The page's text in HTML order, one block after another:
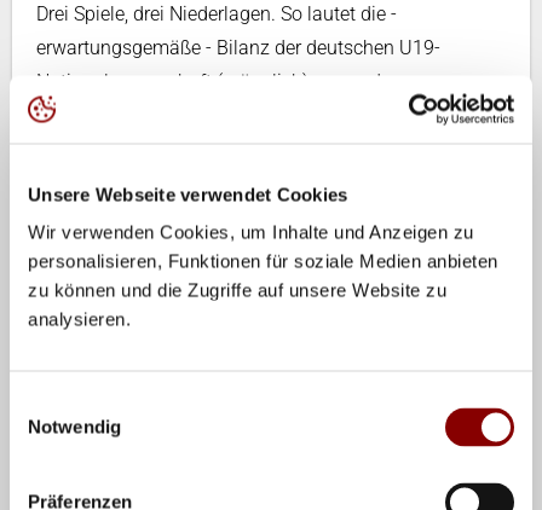
Unsere Webseite verwendet Cookies
Wir verwenden Cookies, um Inhalte und Anzeigen zu
personalisieren, Funktionen für soziale Medien anbieten
zu können und die Zugriffe auf unsere Website zu
analysieren.
Notwendig
Präferenzen
Drei Spiele, drei Niederlagen. So lautet die -
erwartungsgemäße - Bilanz der deutschen U19-
Nationalmannschaft (männlich) gegen den
amtierenden Vize-Weltmeister Brasilien. Am Freitag
dieses Mal in Wiesbaden. Zuvor hatte die Mannschaft
Rüsselsheim zumindest einen Satz gewinnen können.
Stewart Bernard redete nach dem Spiel nicht um den
heißen Brei herum: „Es war das beste Spiel der
schlecht angegriffen und der Block der Brasilianer
schien für uns unüberwindbar.“
Etwas Gutes haben die drei Niederlagen gegen die